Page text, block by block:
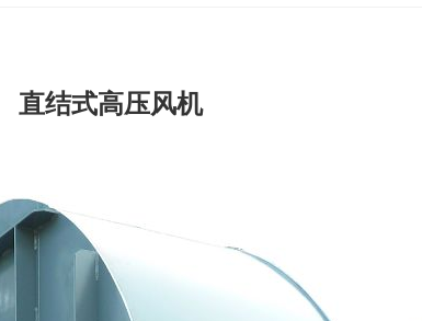
直结式高压风机